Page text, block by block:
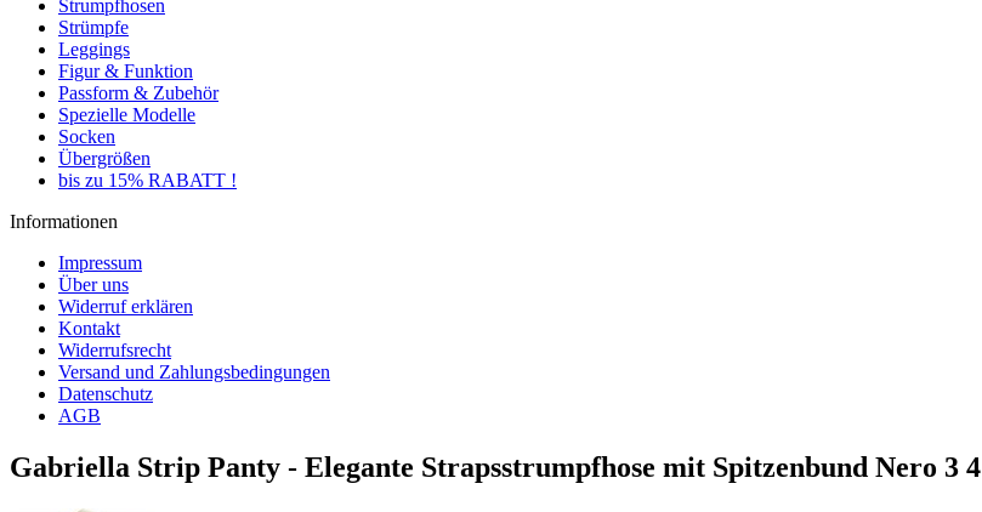
Strumpfhosen
Strümpfe
Leggings
Figur & Funktion
Passform & Zubehör
Spezielle Modelle
Socken
Übergrößen
bis zu 15% RABATT !
Informationen
Impressum
Über uns
Widerruf erklären
Kontakt
Widerrufsrecht
Versand und Zahlungsbedingungen
Datenschutz
AGB
Gabriella Strip Panty - Elegante Strapsstrumpfhose mit Spitzenbund Nero 3 4